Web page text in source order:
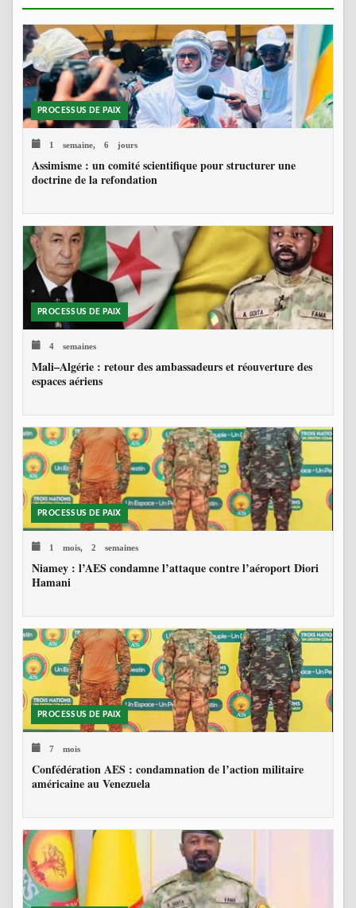
PROCESSUS DE PAIX
1 semaine, 6 jours
Assimisme : un comité scientifique pour structurer une
doctrine de la refondation
PROCESSUS DE PAIX
4 semaines
Mali–Algérie : retour des ambassadeurs et réouverture des
espaces aériens
PROCESSUS DE PAIX
1 mois, 2 semaines
Niamey : l’AES condamne l’attaque contre l’aéroport Diori
Hamani
PROCESSUS DE PAIX
7 mois
Confédération AES : condamnation de l’action militaire
américaine au Venezuela